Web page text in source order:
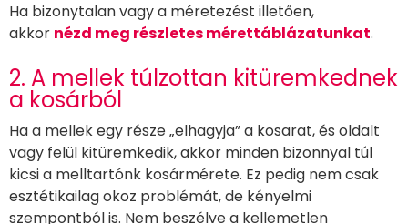
Ha bizonytalan vagy a méretezést illetően,
akkor nézd meg részletes mérettáblázatunkat.
2. A mellek túlzottan kitüremkednek
a kosárból
Ha a mellek egy része „elhagyja” a kosarat, és oldalt
vagy felül kitüremkedik, akkor minden bizonnyal túl
kicsi a melltartónk kosármérete. Ez pedig nem csak
esztétikailag okoz problémát, de kényelmi
szempontból is. Nem beszélve a kellemetlen